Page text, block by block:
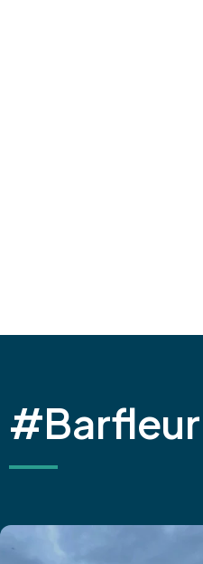
#Barfleur